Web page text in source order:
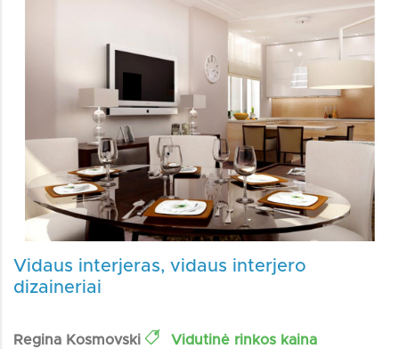
Vidaus interjeras, vidaus interjero
dizaineriai
Regina Kosmovski Vidutinė rinkos kaina